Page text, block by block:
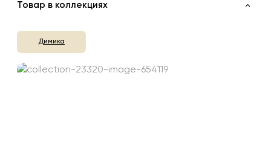
Товар в коллекциях
Димика